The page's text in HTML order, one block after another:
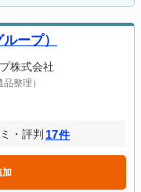
ープ）
株式会社
整理）
・評判 17件
加